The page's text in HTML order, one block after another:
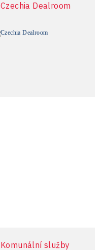
Czechia Dealroom
Komunální služby